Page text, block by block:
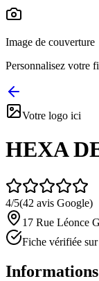
Image de couverture
Personnalisez votre
Votre logo ici
HEXA
4/5(42 avis Google)
17 Rue Léonce
Fiche vérifiée